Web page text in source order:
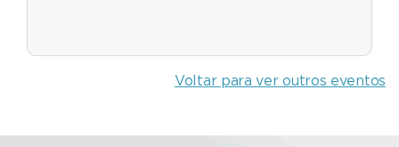
Voltar para ver outros eventos